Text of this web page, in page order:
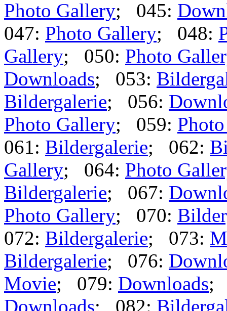
Photo Gallery; 045:
047: Photo Gallery; 048:
Gallery; 050: Photo
Downloads; 053:
Bildergalerie; 056:
Photo Gallery; 059:
061: Bildergalerie; 062:
Gallery; 064: Photo
Bildergalerie; 067:
Photo Gallery; 070:
072: Bildergalerie; 073:
Bildergalerie; 076:
Movie; 079: Downloads;
Downloads; 082: